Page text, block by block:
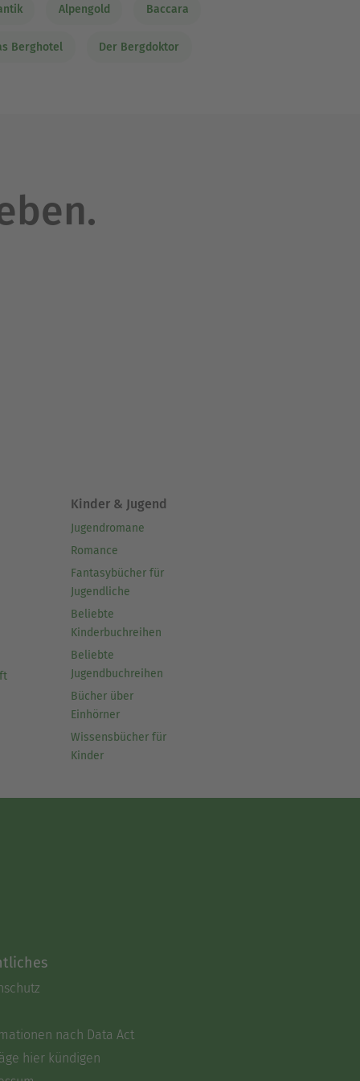
Alpengold Baccara
Berghotel Der Bergdoktor
Kinder & Jugend
Jugendromane
Romance
Fantasybücher für
Jugendliche
Beliebte
Kinderbuchreihen
Beliebte
Jugendbuchreihen
Bücher über
Einhörner
Wissensbücher für
Kinder
nach Data Act
hier kündigen